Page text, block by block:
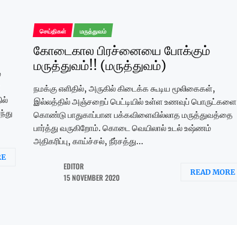
செய்திகள் மருத்துவம்
கோடைகால பிரச்னையை போக்கும்
மருத்துவம்!! (மருத்துவம்)
நமக்கு எளிதில், அருகில் கிடைக்க கூடிய மூலிகைகள்,
இல்லத்தில் அஞ்சறைப் பெட்டியில் உள்ள உணவுப் பொருட்களை
கொண்டு பாதுகாப்பான பக்கவிளைவில்லாத மருத்துவத்தை
பார்த்து வருகிறோம். கொடை வெயிலால் உடல் உஷ்ணம்
அதிகரிப்பு, காய்ச்சல், நீர்சத்து...
EDITOR
15 NOVEMBER 2020
READ MORE